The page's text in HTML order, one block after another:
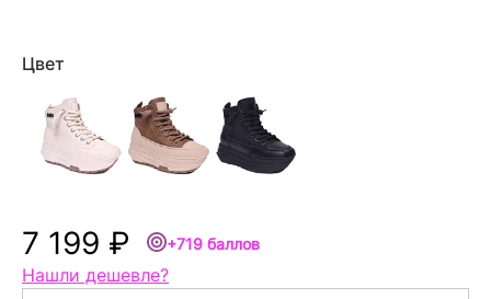
Цвет
7 199 ₽ +719 баллов
Нашли дешевле?